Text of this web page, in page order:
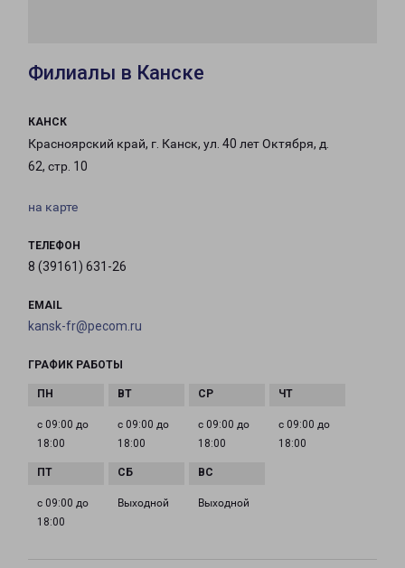
Филиалы в Канске
КАНСК
Красноярский край, г. Канск, ул. 40 лет Октября, д.
62, стр. 10
на карте
ТЕЛЕФОН
8 (39161) 631-26
EMAIL
kansk-fr@pecom.ru
ГРАФИК РАБОТЫ
с 09:00 до
18:00
с 09:00 до
18:00
с 09:00 до
18:00
с 09:00 до
18:00
с 09:00 до
18:00
Выходной Выходной